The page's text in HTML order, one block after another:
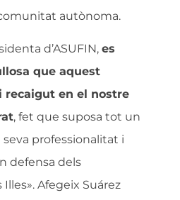
autònoma.
d’ASUFIN, es
que aquest
recaigut en el nostre
, fet que suposa tot un
professionalitat i
defensa dels
Afegeix Suárez